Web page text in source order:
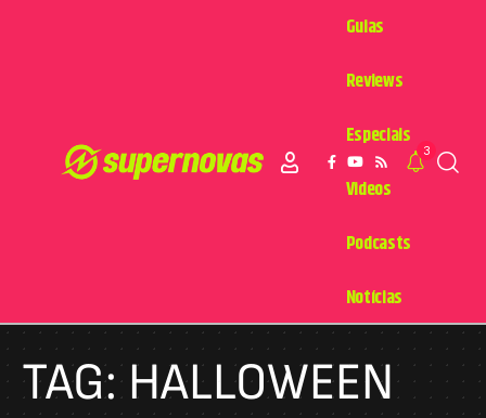
Guias
Reviews
Especiais
Videos
Podcasts
Notícias
3
TAG:HALLOWEEN